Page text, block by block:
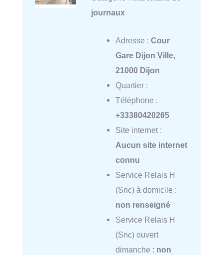
journaux
Adresse : Cour
Gare Dijon Ville,
21000 Dijon
Quartier :
Téléphone :
+33380420265
Site internet :
Aucun site internet
connu
Service Relais H
(Snc) à domicile :
non renseigné
Service Relais H
(Snc) ouvert
dimanche : non